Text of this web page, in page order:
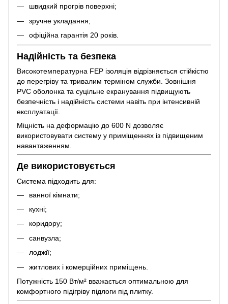
швидкий прогрів поверхні;
зручне укладання;
офіційна гарантія 20 років.
Надійність та безпека
Високотемпературна FEP ізоляція відрізняється стійкістю
до перегріву та тривалим терміном служби. Зовнішня
PVC оболонка та суцільне екранування підвищують
безпечність і надійність системи навіть при інтенсивній
експлуатації.
Міцність на деформацію до 600 N дозволяє
використовувати систему у приміщеннях із підвищеним
навантаженням.
Де використовується
Система підходить для:
ванної кімнати;
кухні;
коридору;
санвузла;
лоджії;
житлових і комерційних приміщень.
Потужність 150 Вт/м² вважається оптимальною для
комфортного підігріву підлоги під плитку.